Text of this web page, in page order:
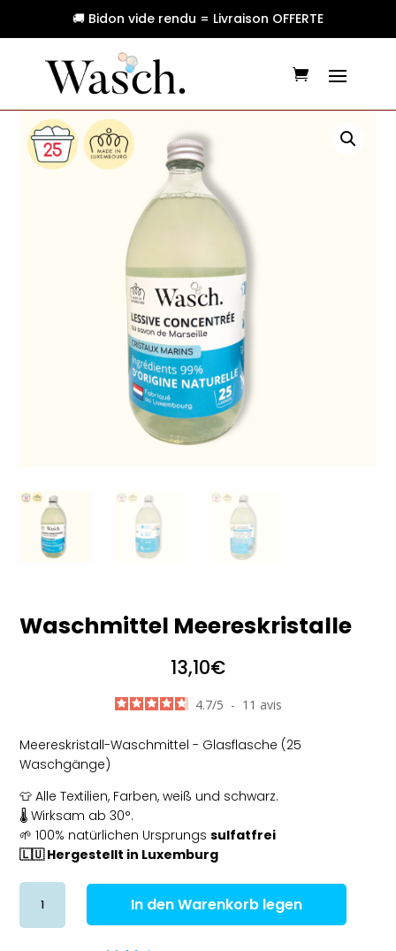
🚚 Bidon vide rendu = Livraison OFFERTE
Waschmittel Meereskristalle
13,10€
4.7/5 - 11 avis
Meereskristall-Waschmittel - Glasflasche (25
Waschgänge)
👕 Alle Textilien, Farben, weiß und schwarz.
🌡️ Wirksam ab 30°.
🌱 100% natürlichen Ursprungssulfatfrei
🇱🇺 Hergestellt in Luxemburg
Menge
des
Waschmittels
In den Warenkorb legen